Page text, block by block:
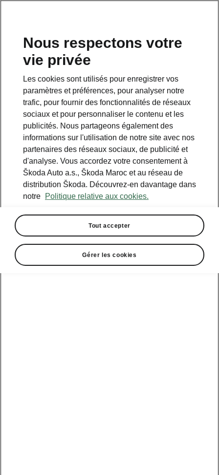
Nous respectons votre
vie privée
Les cookies sont utilisés pour enregistrer vos
paramètres et préférences, pour analyser notre
trafic, pour fournir des fonctionnalités de réseaux
sociaux et pour personnaliser le contenu et les
publicités. Nous partageons également des
informations sur l'utilisation de notre site avec nos
partenaires des réseaux sociaux, de publicité et
d'analyse. Vous accordez votre consentement à
Škoda Auto a.s., Škoda Maroc et au réseau de
distribution Škoda. Découvrez-en davantage dans
notre
Politique relative aux cookies.
Tout accepter
Gérer les cookies